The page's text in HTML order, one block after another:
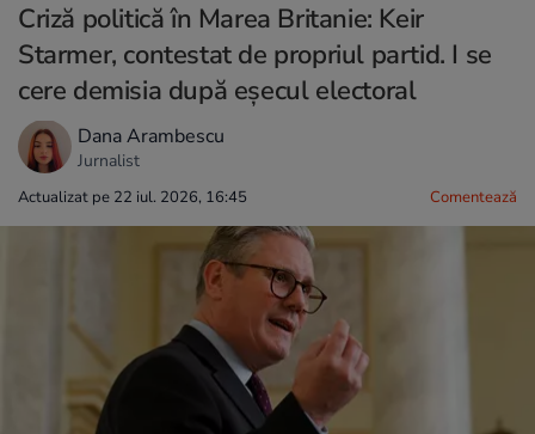
Criză politică în Marea Britanie: Keir
Starmer, contestat de propriul partid. I se
cere demisia după eșecul electoral
Dana Arambescu
Jurnalist
Actualizat pe 22 iul. 2026, 16:45 Comentează